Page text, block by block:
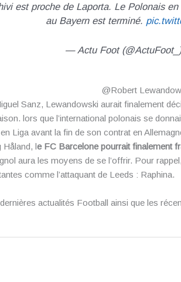
est proche de Laporta. Le Polonais
au Bayern est terminé.
— Actu Foot
@Robert
Sanz, Lewandowski aurait finalement
lors que l’international polonais se
Liga avant la fin de son contrat en
Håland, le FC Barcelone pourrait finalement
aura les moyens de se l’offrir. Pour
comme l’attaquant de Leeds : Raphina.
actualités Football ainsi que les